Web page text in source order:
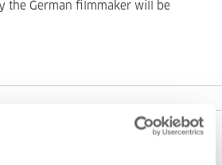
the German filmmaker will be